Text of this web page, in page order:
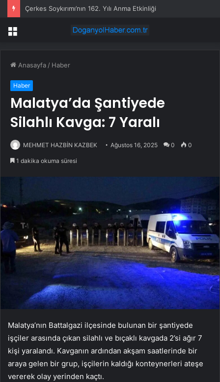
Çerkes Soykırımı’nın 162. Yılı Anma Etkinliği
Menü
Anasayfa / Haber
Haber
Malatya’da Şantiyede
Silahlı Kavga: 7 Yaralı
MEHMET HAZBİN KAZBEK Ağustos 16, 2025 0 0
1 dakika okuma süresi
Malatya’nın Battalgazi ilçesinde bulunan bir şantiyede
işçiler arasında çıkan silahlı ve bıçaklı kavgada 2’si ağır 7
kişi yaralandı. Kavganın ardından akşam saatlerinde bir
araya gelen bir grup, işçilerin kaldığı konteynerleri ateşe
vererek olay yerinden kaçtı.